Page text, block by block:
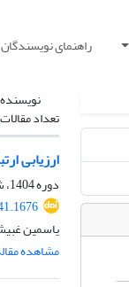
راهنمای نویسندگان
تعداد
ارزیابی
دوره 1404، شماره 61، بهار 1404، صفحه
یاسمین
مشاهده